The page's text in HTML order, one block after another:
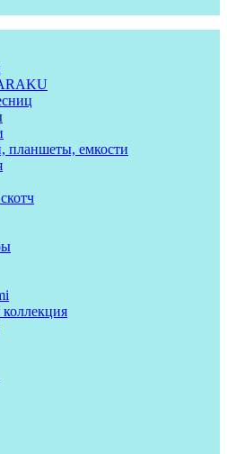
планшеты, емкости